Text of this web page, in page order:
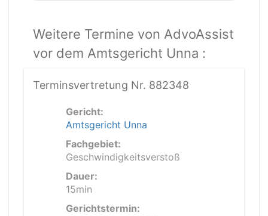
Weitere Termine von AdvoAssist
vor dem Amtsgericht Unna :
Terminsvertretung Nr. 882348
Gericht:
Amtsgericht Unna
Fachgebiet:
Geschwindigkeitsverstoß
Dauer:
15min
Gerichtstermin: